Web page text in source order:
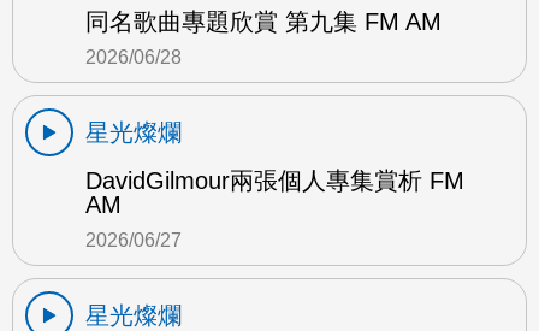
同名歌曲專題欣賞 第九集 FM AM
2026/06/28
星光燦爛
DavidGilmour兩張個人專集賞析 FM
AM
2026/06/27
星光燦爛